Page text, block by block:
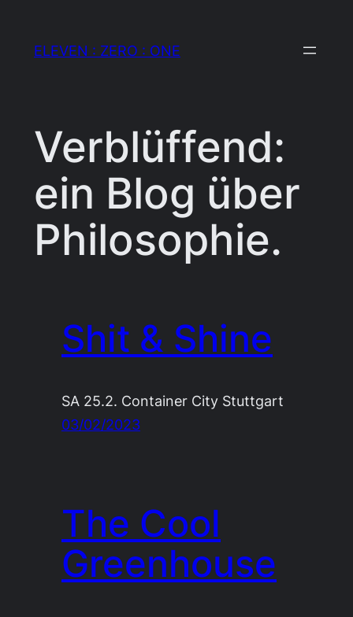
ELEVEN : ZERO : ONE
Verblüffend:
ein Blog über
Philosophie.
Shit & Shine
SA 25.2. Container City Stuttgart
03/02/2023
The Cool
Greenhouse